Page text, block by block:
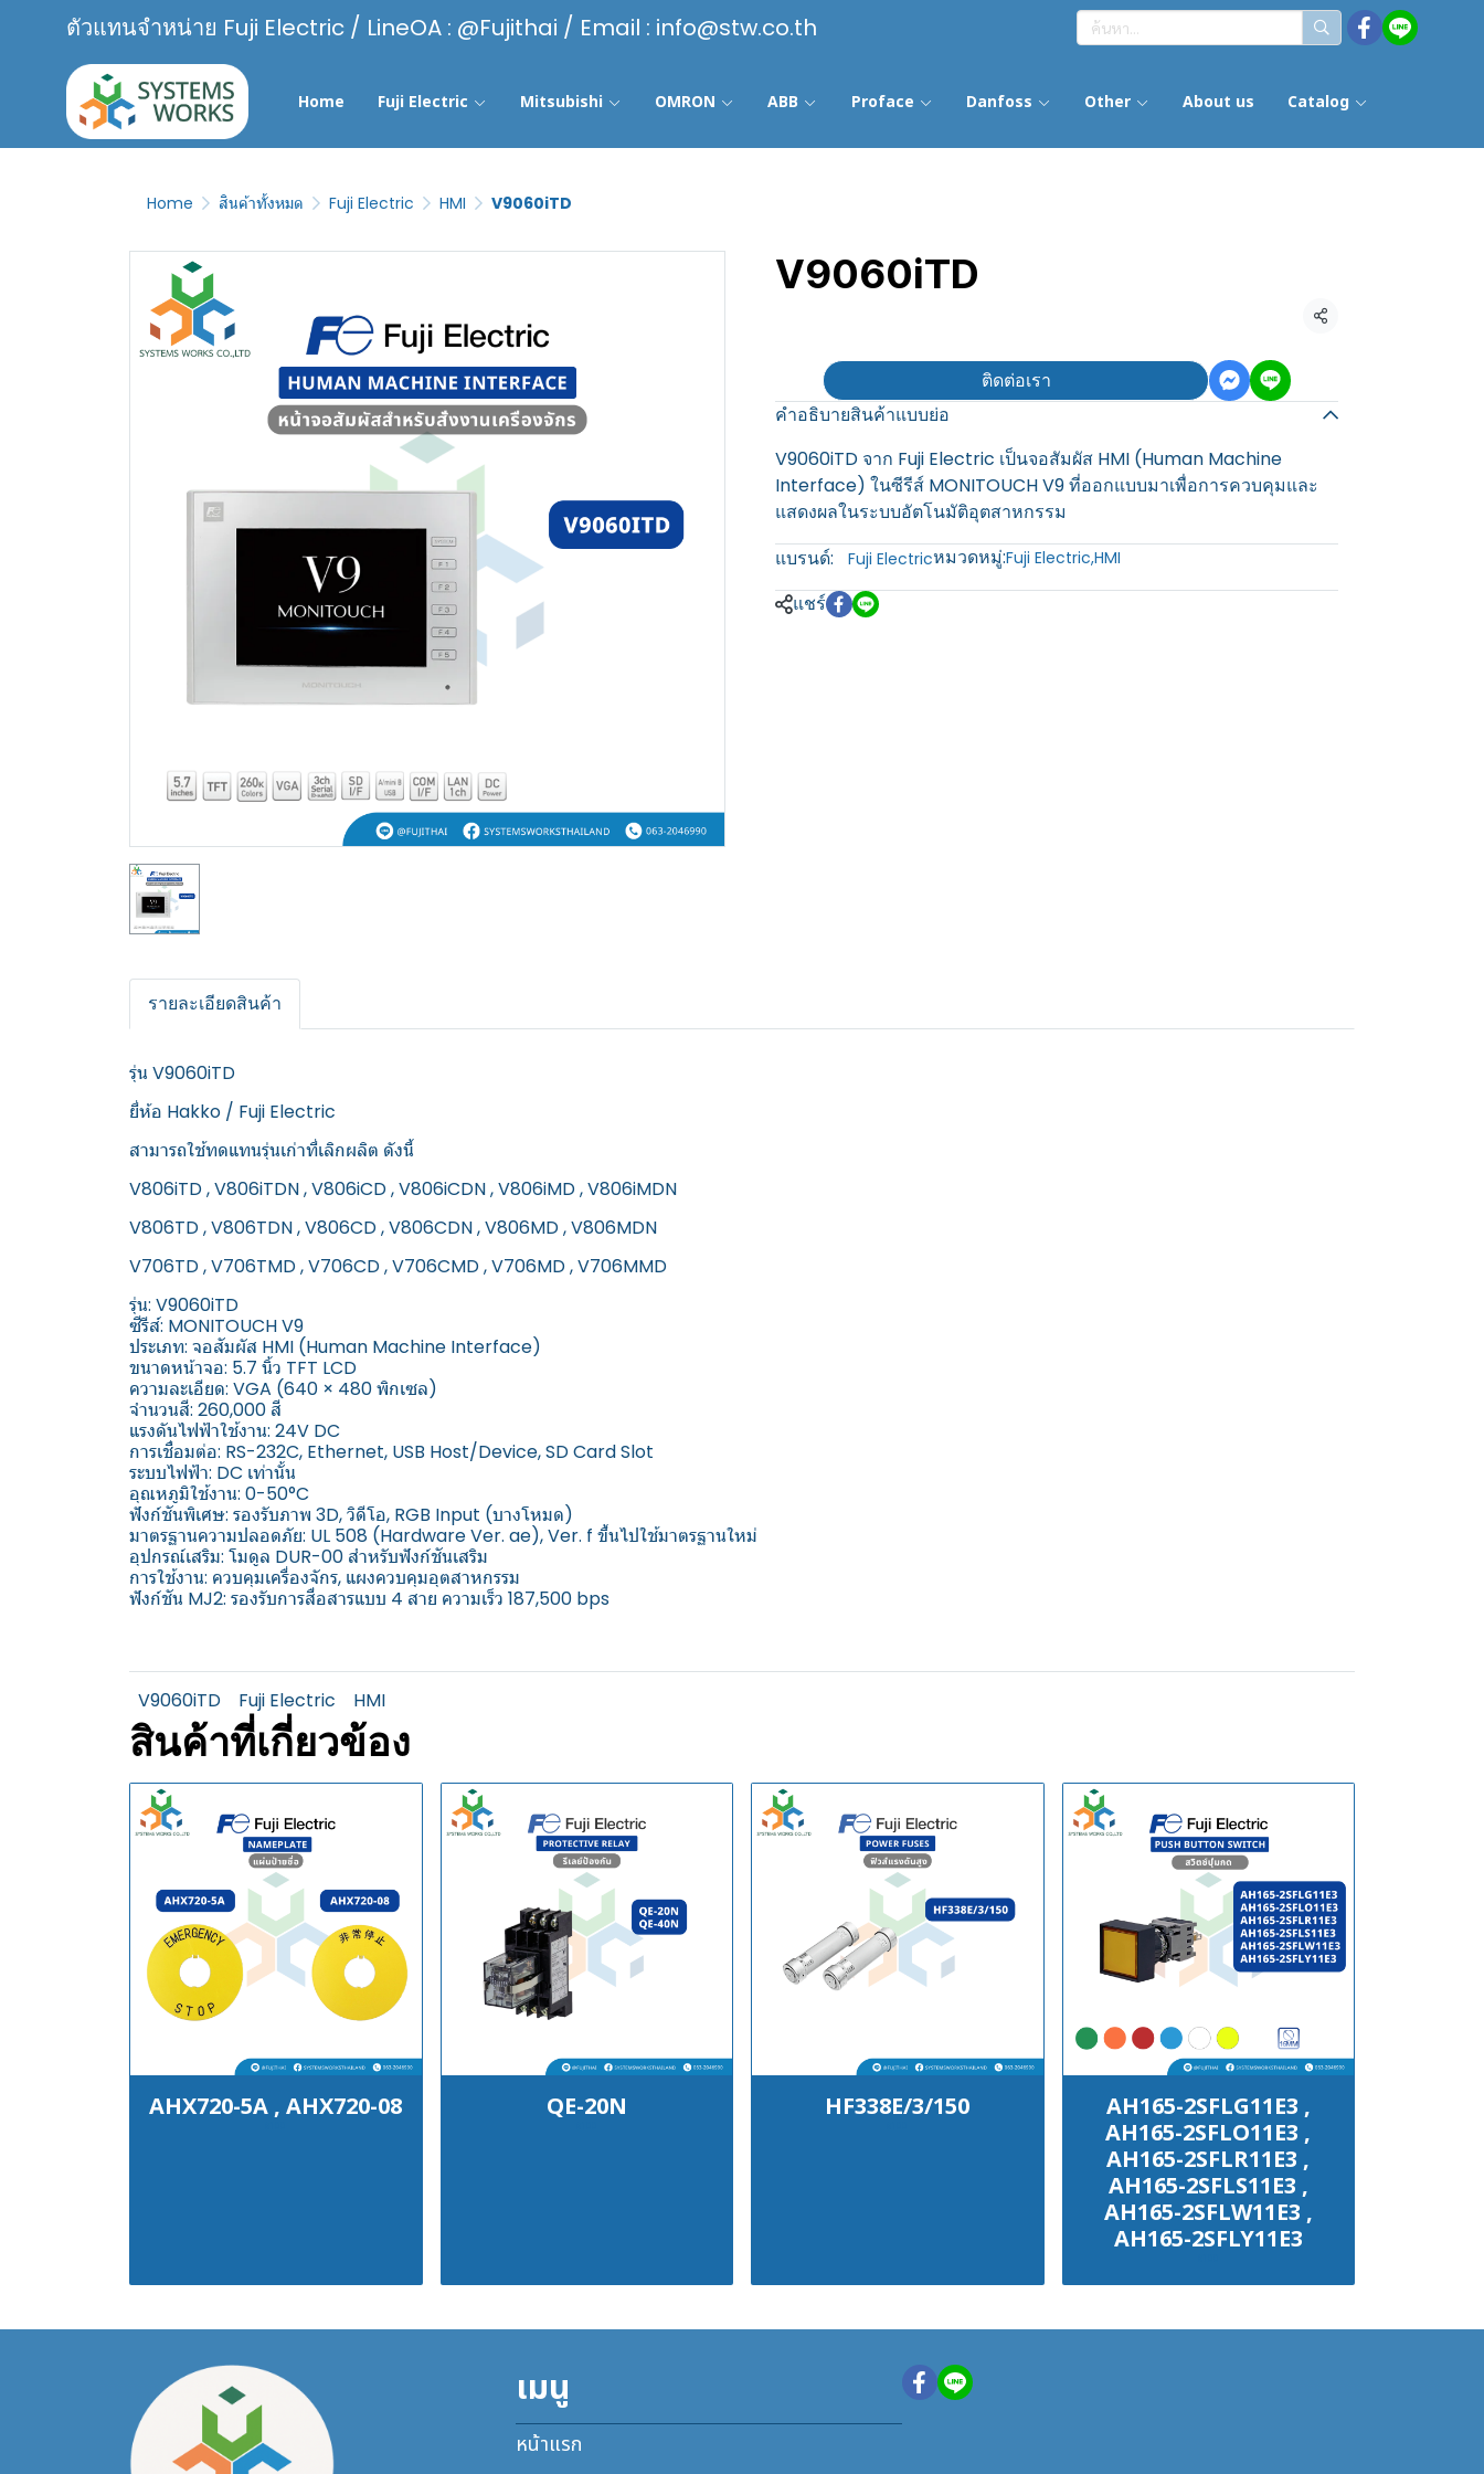
ตัวแทนจำหน่าย Fuji Electric / LineOA : @Fujithai / Email : info@stw.co.th
Home Fuji Electric Mitsubishi OMRON ABB Proface Danfoss Other About us Catalog
Home สินค้าทั้งหมด Fuji Electric HMI V9060iTD
V9060iTD
แชร์
ติดต่อเรา
คำอธิบายสินค้าแบบย่อ
V9060iTD จาก Fuji Electric เป็นจอสัมผัส HMI (Human Machine
Interface) ในซีรีส์ MONITOUCH V9 ที่ออกแบบมาเพื่อการควบคุมและ
แสดงผลในระบบอัตโนมัติอุตสาหกรรม
แบรนด์:
Fuji Electricหมวดหมู่:Fuji Electric,HMI
แชร์
รายละเอียดสินค้า
รุ่น V9060iTD
ยี่ห้อ Hakko / Fuji Electric
สามารถใช้ทดแทนรุ่นเก่าที่เลิกผลิต ดังนี้
V806iTD , V806iTDN , V806iCD , V806iCDN , V806iMD , V806iMDN
V806TD , V806TDN , V806CD , V806CDN , V806MD , V806MDN
V706TD , V706TMD , V706CD , V706CMD , V706MD , V706MMD
รุ่น: V9060iTD
ซีรีส์: MONITOUCH V9
ประเภท: จอสัมผัส HMI (Human Machine Interface)
ขนาดหน้าจอ: 5.7 นิ้ว TFT LCD
ความละเอียด: VGA (640 × 480 พิกเซล)
จำนวนสี: 260,000 สี
แรงดันไฟฟ้าใช้งาน: 24V DC
การเชื่อมต่อ: RS-232C, Ethernet, USB Host/Device, SD Card Slot
ระบบไฟฟ้า: DC เท่านั้น
อุณหภูมิใช้งาน: 0-50°C
ฟังก์ชันพิเศษ: รองรับภาพ 3D, วิดีโอ, RGB Input (บางโหมด)
มาตรฐานความปลอดภัย: UL 508 (Hardware Ver. ae), Ver. f ขึ้นไปใช้มาตรฐานใหม่
อุปกรณ์เสริม: โมดูล DUR-00 สำหรับฟังก์ชันเสริม
การใช้งาน: ควบคุมเครื่องจักร, แผงควบคุมอุตสาหกรรม
ฟังก์ชัน MJ2: รองรับการสื่อสารแบบ 4 สาย ความเร็ว 187,500 bps
V9060iTD Fuji Electric HMI
สินค้าที่เกี่ยวข้อง
AHX720-5A , AHX720-08 QE-20N HF338E/3/150
AH165-2SFLG11E3 ,
AH165-2SFLO11E3 ,
AH165-2SFLR11E3 ,
AH165-2SFLS11E3 ,
AH165-2SFLW11E3 ,
AH165-2SFLY11E3
เมนู
หน้าแรก